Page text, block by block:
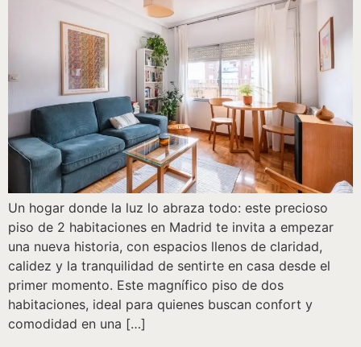
Un hogar donde la luz lo abraza todo: este precioso
piso de 2 habitaciones en Madrid te invita a empezar
una nueva historia, con espacios llenos de claridad,
calidez y la tranquilidad de sentirte en casa desde el
primer momento. Este magnífico piso de dos
habitaciones, ideal para quienes buscan confort y
comodidad en una […]